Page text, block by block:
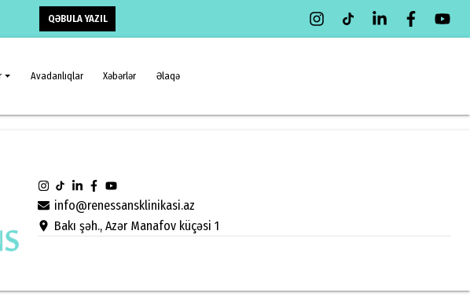
QƏBULA YAZIL
Avadanlıqlar Xəbərlər Əlaqə
info@renessansklinikasi.az
Bakı şəh., Azər Manafov küçəsi 1